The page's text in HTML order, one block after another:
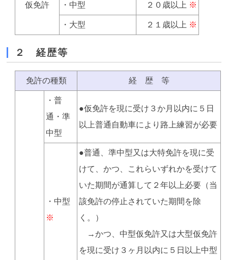
仮免許 ・中型 ２０歳以上 ※
・大型 ２１歳以上 ※
２ 経歴等
免許の種類 経 歴 等
・普
通・準
中型
●仮免許を現に受け３か月以内に５日
以上普通自動車により路上練習が必要
・中型
※
●普通、準中型又は大特免許を現に受
けて、かつ、これらいずれかを受けて
いた期間が通算して２年以上必要（当
該免許の停止されていた期間を除
く。）
→かつ、中型仮免許又は大型仮免許
を現に受け３ヶ月以内に５日以上中型